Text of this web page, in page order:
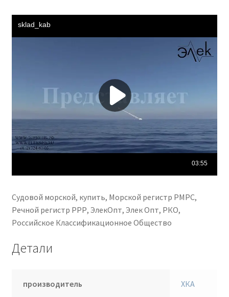
Братск Сыктывкар Ангарск Старый Оскол Красногорск
Орск Псков Абакан Армавир Бийск Южно-Сахалинск
Уссурийск Норильск Прокопьевск Рыбинск Волгодонск
Альметьевск Петропавловск-Камчатский Сызрань
Северодвинск Керчь Миасс Салават Копейск Пятигорск
Электросталь Майкоп Находка Березники Нефтекамск
Серпухов Обнинск Кызыл Каспийск Ковров Дербент и
прочие города Российской Федерации
Судовой морской, купить, Морской регистр РМРС,
Речной регистр РРР, ЭлекОпт, Элек Опт, РКО,
Российское Классификационное Общество
Детали
производитель ХКА